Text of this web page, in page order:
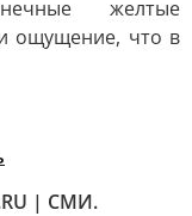
желтые
ощущение, что в
| СМИ.